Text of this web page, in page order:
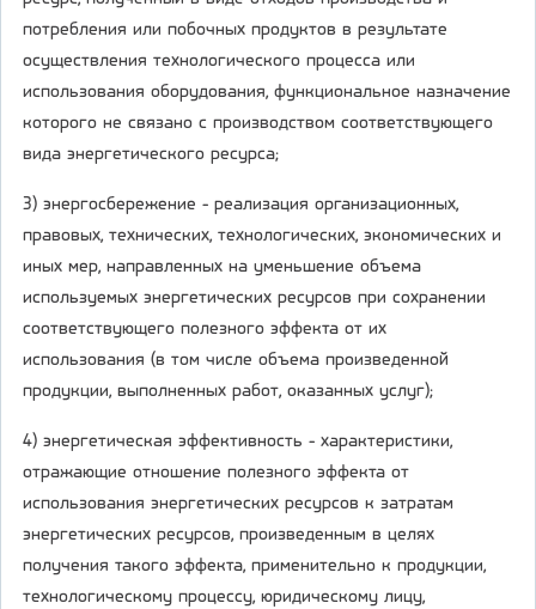
потребления или побочных продуктов в результате
осуществления технологического процесса или
использования оборудования, функциональное назначение
которого не связано с производством соответствующего
вида энергетического ресурса;
3) энергосбережение - реализация организационных,
правовых, технических, технологических, экономических и
иных мер, направленных на уменьшение объема
используемых энергетических ресурсов при сохранении
соответствующего полезного эффекта от их
использования (в том числе объема произведенной
продукции, выполненных работ, оказанных услуг);
4) энергетическая эффективность - характеристики,
отражающие отношение полезного эффекта от
использования энергетических ресурсов к затратам
энергетических ресурсов, произведенным в целях
получения такого эффекта, применительно к продукции,
технологическому процессу, юридическому лицу,